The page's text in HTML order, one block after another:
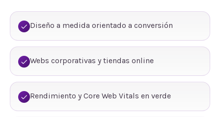
Diseño a medida orientado a conversión
Webs corporativas y tiendas online
Rendimiento y Core Web Vitals en verde